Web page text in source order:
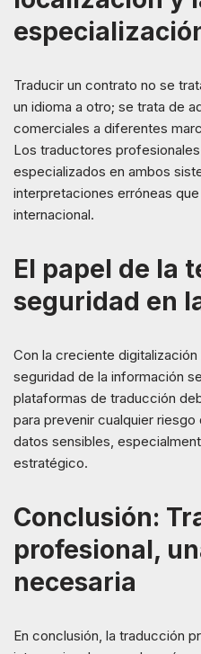
Traducir un contrato no se
un idioma a otro; se trata de
comerciales a diferentes
Los traductores
especializados en ambos
interpretaciones erróneas
internacional.
El papel de la
seguridad en
Con la creciente
seguridad de la información
plataformas de traducción
para prevenir cualquier
datos sensibles,
estratégico.
Conclusión:
profesional,
necesaria
En conclusión, la traducción